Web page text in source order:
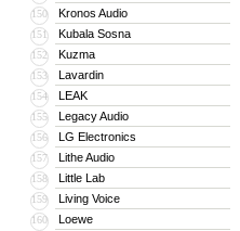
150 Kronos Audio
151 Kubala Sosna
152 Kuzma
153 Lavardin
154 LEAK
155 Legacy Audio
156 LG Electronics
157 Lithe Audio
158 Little Lab
159 Living Voice
160 Loewe